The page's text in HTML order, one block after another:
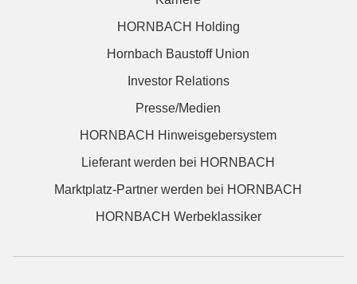
HORNBACH Holding
Hornbach Baustoff Union
Investor Relations
Presse/Medien
HORNBACH Hinweisgebersystem
Lieferant werden bei HORNBACH
Marktplatz-Partner werden bei HORNBACH
HORNBACH Werbeklassiker